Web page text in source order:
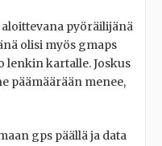
pyöräilijänä
olisi myös gmaps
kartalle. Joskus
päämäärään menee,
gps päällä ja data